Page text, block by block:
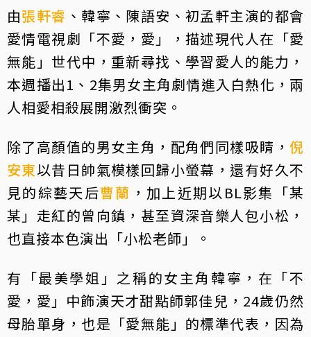
由張軒睿 、韓寧、陳語安、初孟軒主演的都會
愛情電視劇「不愛，愛」，描述現代人在「愛
無能」世代中，重新尋找、學習愛人的能力，
本週播出1、2集男女主角劇情進入白熱化，兩
人相愛相殺展開激烈衝突。
除了高顏值的男女主角，配角們同樣吸睛， 倪
安東以昔日帥氣模樣回歸小螢幕，還有好久不
見的綜藝天后曹蘭 ，加上近期以BL影集「某
某」走紅的曾向鎮，甚至資深音樂人包小松，
也直接本色演出「小松老師」。
有「最美學姐」之稱的女主角韓寧，在「不
愛，愛」中飾演天才甜點師郭佳兒，24歲仍然
母胎單身，也是「愛無能」的標準代表，因為